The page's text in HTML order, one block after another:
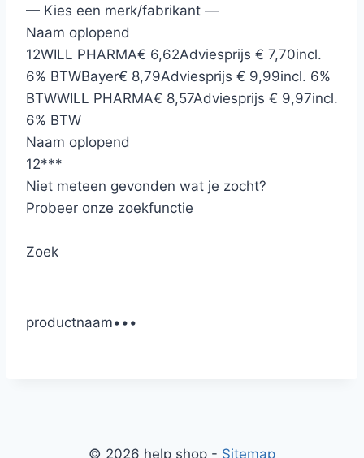
— Kies een merk/fabrikant —
Naam oplopend
12WILL PHARMA€ 6,62Adviesprijs € 7,70incl.
6% BTWBayer€ 8,79Adviesprijs € 9,99incl. 6%
BTWWILL PHARMA€ 8,57Adviesprijs € 9,97incl.
6% BTW
Naam oplopend
12***
Niet meteen gevonden wat je zocht?
Probeer onze zoekfunctie
Zoek
productnaam• • •
© 2026 help shop - Sitemap